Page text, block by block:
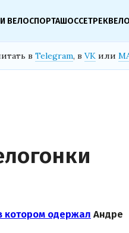
ВЕЛОСПОРТАШОССЕТРЕК
в Telegram, в VK или
котором одержал Андре